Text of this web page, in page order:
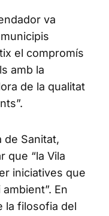
va
el compromís
amb la
de la qualitat
de Sanitat,
que “la Vila
iniciatives que
En
la filosofia del